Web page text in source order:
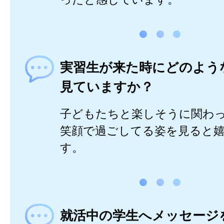
実習生が来た時にどのよ
見ていますか？
子どもたちと楽しそうに関わ
笑顔で過ごしてる姿を見ると
す。
就活中の学生へメッセージ